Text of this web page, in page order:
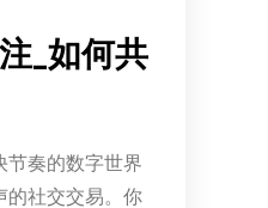
_如何共
节奏的数字世界
的社交交易。你